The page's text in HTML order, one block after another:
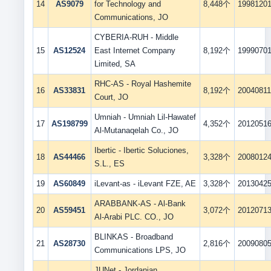
14 AS9079
for Technology and
Communications, JO
8,448个 19981201
15 AS12524
CYBERIA-RUH - Middle
East Internet Company
Limited, SA
8,192个 19990701
16 AS33831
RHC-AS - Royal Hashemite
Court, JO
8,192个 20040811
17 AS198799
Umniah - Umniah Lil-Hawatef
Al-Mutanaqelah Co., JO
4,352个 20120516
18 AS44466
Ibertic - Ibertic Soluciones,
S.L., ES
3,328个 20080124
19 AS60849 iLevant-as - iLevant FZE, AE 3,328个 20130425
20 AS59451
ARABBANK-AS - Al-Bank
Al-Arabi PLC. CO., JO
3,072个 20120713
21 AS28730
BLINKAS - Broadband
Communications LPS, JO
2,816个 20090805